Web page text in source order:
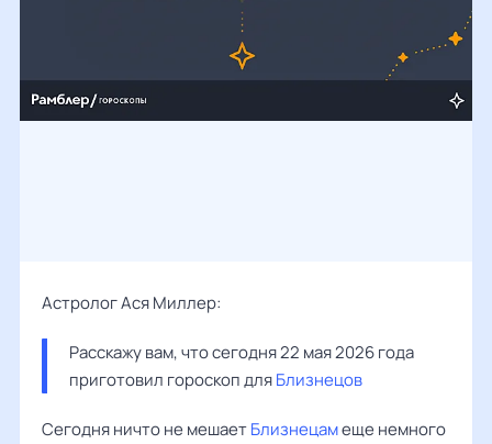
Астролог Ася Миллер:
Расскажу вам, что сегодня 22 мая 2026 года
приготовил гороскоп для Близнецов
Сегодня ничто не мешаетБлизнецамеще немного